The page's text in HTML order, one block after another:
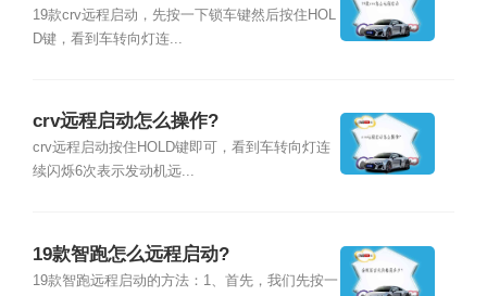
19款crv远程启动，先按一下锁车键然后按住HOL
D键，看到车转向灯连...
crv远程启动怎么操作?
crv远程启动按住HOLD键即可，看到车转向灯连
续闪烁6次表示发动机远...
19款智跑怎么远程启动?
19款智跑远程启动的方法：1、首先，我们先按一